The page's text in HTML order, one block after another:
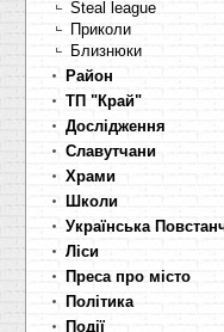
Steal league
Приколи
Близнюки
Район
ТП "Край"
Дослідження
Славутчани
Храми
Школи
Українська
Ліси
Преса про місто
Політика
Події